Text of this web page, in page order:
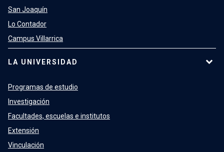
San Joaquín
Lo Contador
Campus Villarrica
LA UNIVERSIDAD
Programas de estudio
Investigación
Facultades, escuelas e institutos
Extensión
Vinculación